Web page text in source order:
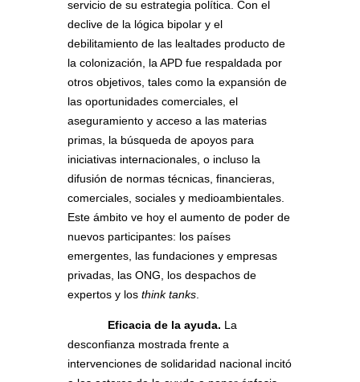
servicio de su estrategia política. Con el
declive de la lógica bipolar y el
debilitamiento de las lealtades producto de
la colonización, la APD fue respaldada por
otros objetivos, tales como la expansión de
las oportunidades comerciales, el
aseguramiento y acceso a las materias
primas, la búsqueda de apoyos para
iniciativas internacionales, o incluso la
difusión de normas técnicas, financieras,
comerciales, sociales y medioambientales.
Este ámbito ve hoy el aumento de poder de
nuevos participantes: los países
emergentes, las fundaciones y empresas
privadas, las ONG, los despachos de
expertos y los think tanks
Eficacia de la ayuda. La
desconfianza mostrada frente a
intervenciones de solidaridad nacional incitó